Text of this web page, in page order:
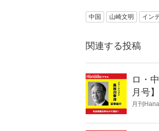
中国 山崎文明 イン
関連する投稿
ロ・
月号】
月刊